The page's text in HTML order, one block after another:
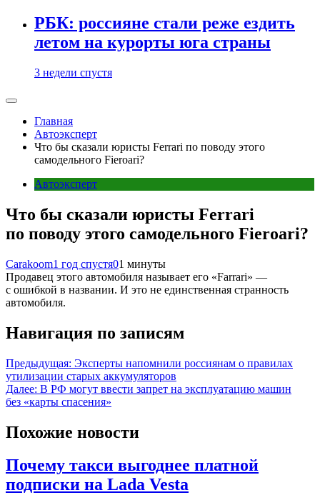
РБК: россияне стали реже ездить
летом на курорты юга страны
3 недели спустя
Главная
Автоэксперт
Что бы сказали юристы Ferrari по поводу этого
самодельного Fieroari?
Автоэксперт
Что бы сказали юристы Ferrari
по поводу этого самодельного Fieroari?
Carakoom1 год спустя01 минуты
Продавец этого автомобиля называет его «Farrari» —
с ошибкой в названии. И это не единственная странность
автомобиля.
Навигация по записям
Предыдущая: Эксперты напомнили россиянам о правилах
утилизации старых аккумуляторов
Далее: В РФ могут ввести запрет на эксплуатацию машин
без «карты спасения»
Похожие новости
Почему такси выгоднее платной
подписки на Lada Vesta